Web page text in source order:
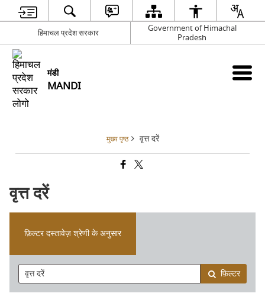
हिमाचल प्रदेश सरकार
Government of Himachal
Pradesh
मंडी
MANDI
मुख्य पृष्ठ वृत्त दरें
वृत्त दरें
फ़िल्टर दस्तावेज़ श्रेणी के अनुसार
फ़िल्टर